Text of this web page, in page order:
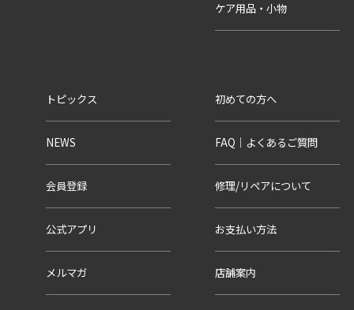
ケア用品・小物
トピックス
NEWS
会員登録
公式アプリ
メルマガ
初めての方へ
FAQ｜よくあるご質問
修理/リペアについて
お支払い方法
店舗案内